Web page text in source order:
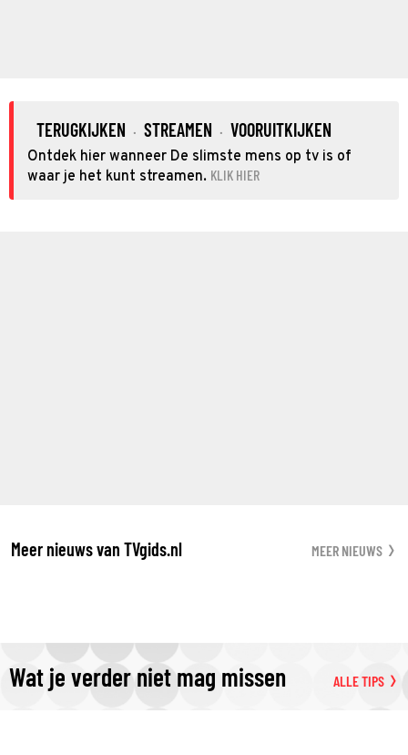
TERUGKIJKEN · STREAMEN · VOORUITKIJKEN
Ontdek hier wanneer De slimste mens op tv is of
waar je het kunt streamen. KLIK HIER
Meer nieuws van TVgids.nl MEER NIEUWS
Wat je verder niet mag missen ALLE TIPS